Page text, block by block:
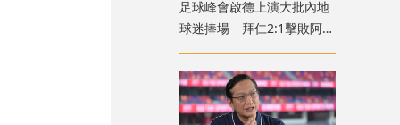
足球峰會啟德上演大批內地
球迷捧場 拜仁2:1擊敗阿士
東維拉